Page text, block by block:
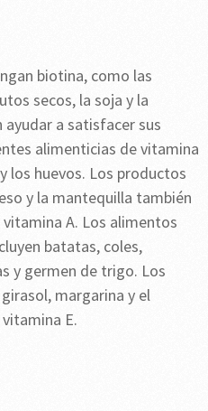
biotina, como las
secos, la soja y la
ayudar a satisfacer sus
alimenticias de vitamina
los huevos. Los productos
y la mantequilla también
A. Los alimentos
batatas, coles,
y germen de trigo. Los
margarina y el
E.